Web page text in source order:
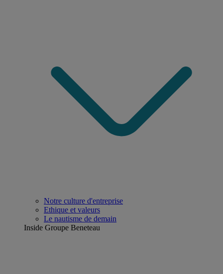
Notre culture d'entreprise
Ethique et valeurs
Le nautisme de demain
Inside Groupe Beneteau